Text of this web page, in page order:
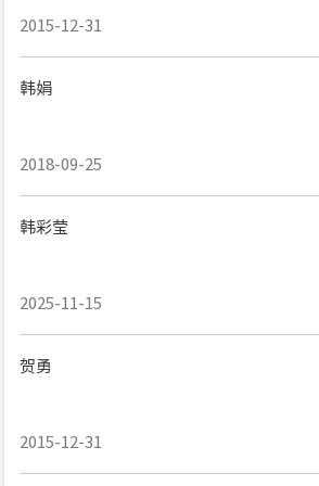
2015-12-31
韩娟
2018-09-25
韩彩莹
2025-11-15
贺勇
2015-12-31